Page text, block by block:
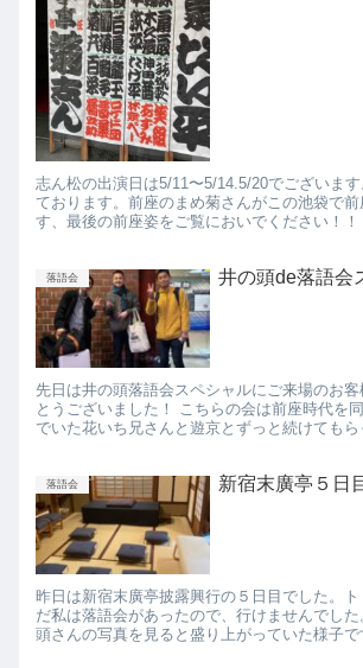
志ん松の出演日は5/11〜5/14.5/20でございま
ております。前座のまめ菊さんがこの池袋で
す、最後の前座姿をご覧においでください！！
落語会 井の頭de落語会
先日は井の頭落語会スペシャルにご来場のお
とうございました！ こちらの会は前座時代を
でいた花いち兄さんと遊京とずっと続けても
落語会 新宿末廣亭５
昨日は新宿末廣亭披露興行の５日目でした。
だ私は落語会があったので、行けませんでし
頭さんの写真を見ると盛り上がっていた様子